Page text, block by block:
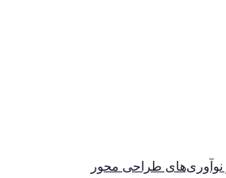
طراحی محور